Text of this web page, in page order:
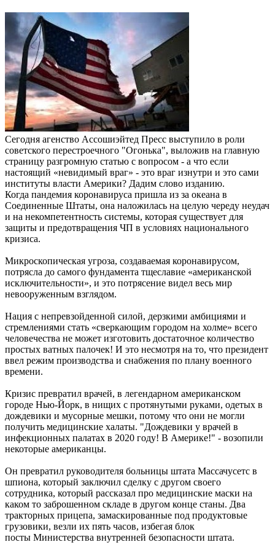
Сегодня агенство Ассошиэйтед Пресс выступило в роли
советского перестроечного "Огонька", выложив на главную
страницу разгромную статью с вопросом - а что если
настоящий «невидимый враг» - это враг изнутри и это сами
институты власти Америки? Дадим слово изданию.
Когда пандемия коронавируса пришла из за океана в
Соединенные Штаты, она наложилась на целую череду неудач
и на некомпетентность системы, которая существует для
защиты и предотвращения ЧП в условиях национального
кризиса.
Микроскопическая угроза, создаваемая коронавирусом,
потрясла до самого фундамента тщеславие «американской
исключительности», и это потрясение видел весь мир
невооруженным взглядом.
Нация с непревзойденной силой, дерзкими амбициями и
стремлениями стать «сверкающим городом на холме» всего
человечества не может изготовить достаточное количество
простых ватных палочек! И это несмотря на то, что президент
ввел режим производства и снабжения по плану военного
времени.
Кризис превратил врачей, в легендарном американском
городе Нью-Йорк, в нищих с протянутыми руками, одетых в
дождевики и мусорные мешки, потому что они не могли
получить медицинские халаты. "Дождевики у врачей в
инфекционных палатах в 2020 году! В Америке!" - возопили
некоторые американцы.
Он превратил руководителя больницы штата Массачусетс в
шпиона, который заключил сделку с другом своего
сотрудника, который рассказал про медицинские маски на
каком то заброшенном складе в другом конце станы. Два
тракторных прицепа, замаскированные под продуктовые
грузовики, везли их пять часов, избегая блок
посты Министерства внутренней безопасности штата.